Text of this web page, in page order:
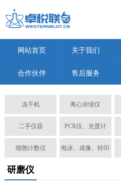
网站首页 关于我们
合作伙伴 售后服务
冻干机 离心浓缩仪
二手仪器 PCR仪、光度计
细胞计数仪 电泳、成像、转印
研磨仪